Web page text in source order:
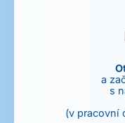
a
s
(v pracovní